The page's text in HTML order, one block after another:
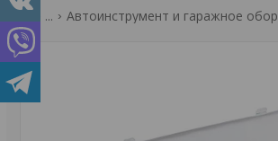
... Автоинструмент и гаражное